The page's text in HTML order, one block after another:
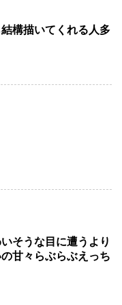
構描いてくれる人多
そうな目に遭うより
甘々らぶらぶえっち